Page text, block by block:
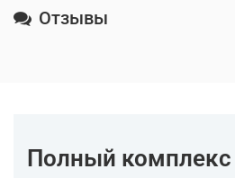
Отзывы
Полный комплекс